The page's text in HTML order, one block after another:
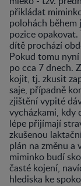
přikládat
polohách během
pozice
dítě prochází
Pokud tomu
po cca 7 dnech.
kojit, tj. zkusit
saje, případně
zjištění vypité
vycházkami, kdy
lépe přijímají
zkušenou
plán na změnu
miminko budí
časté kojení,
hlediska ke